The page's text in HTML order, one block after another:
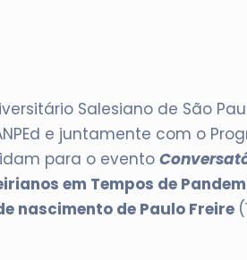
Salesiano de São
e juntamente com o
para o evento
em Tempos de
nascimento de Paulo Freire